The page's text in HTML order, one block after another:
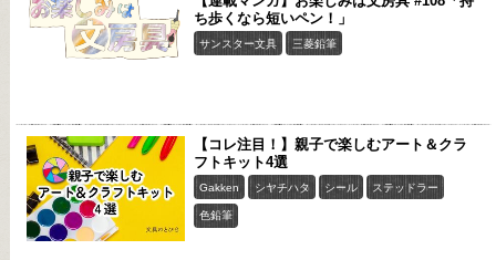
ち歩くなら短いペン！」
サンスター文具 三菱鉛筆
【コレ注目！】親子で楽しむアート＆クラ
フトキット4選
Gakken シヤチハタ シール ステッドラー
色鉛筆